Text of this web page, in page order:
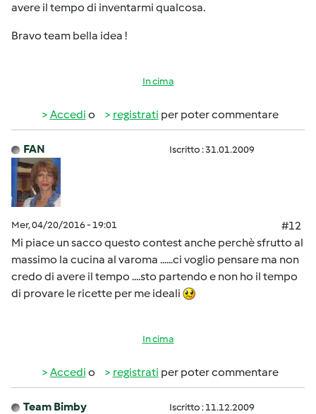
avere il tempo di inventarmi qualcosa.
Bravo team bella idea !
In cima
Accedi o registrati per poter commentare
FAN Iscritto : 31.01.2009
Mer, 04/20/2016 - 19:01
#12
Mi piace un sacco questo contest anche perchè sfrutto al
massimo la cucina al varoma ......ci voglio pensare ma non
credo di avere il tempo ....sto partendo e non ho il tempo
di provare le ricette per me ideali
In cima
Accedi o registrati per poter commentare
Team Bimby Iscritto : 11.12.2009